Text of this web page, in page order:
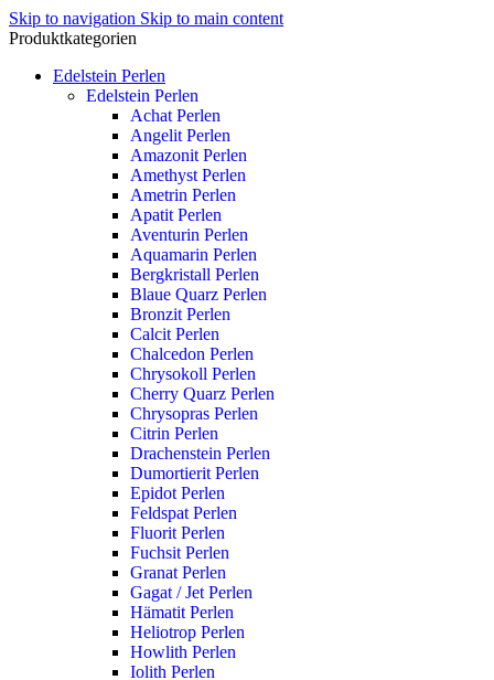
Skip to navigation Skip to main content
Produktkategorien
Edelstein Perlen
Edelstein Perlen
Achat Perlen
Angelit Perlen
Amazonit Perlen
Amethyst Perlen
Ametrin Perlen
Apatit Perlen
Aventurin Perlen
Aquamarin Perlen
Bergkristall Perlen
Blaue Quarz Perlen
Bronzit Perlen
Calcit Perlen
Chalcedon Perlen
Chrysokoll Perlen
Cherry Quarz Perlen
Chrysopras Perlen
Citrin Perlen
Drachenstein Perlen
Dumortierit Perlen
Epidot Perlen
Feldspat Perlen
Fluorit Perlen
Fuchsit Perlen
Granat Perlen
Gagat / Jet Perlen
Hämatit Perlen
Heliotrop Perlen
Howlith Perlen
Iolith Perlen